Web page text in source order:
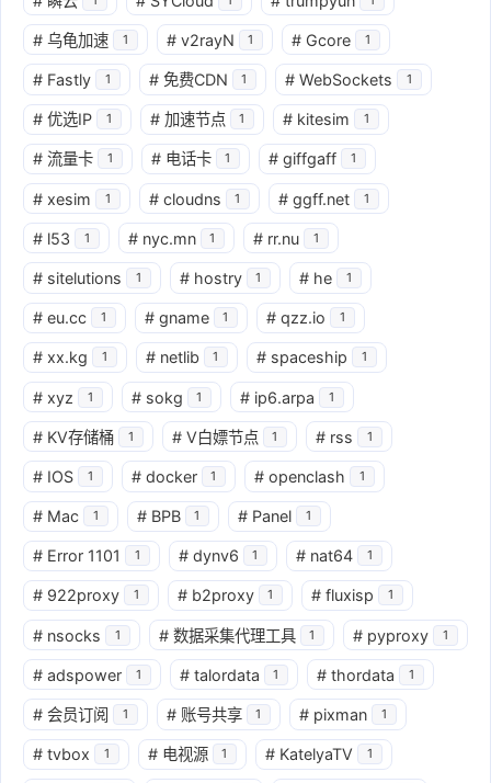
# 乌龟加速 1 # v2rayN 1 # Gcore 1
# Fastly 1 # 免费CDN 1 # WebSockets 1
# 优选IP 1 # 加速节点 1 # kitesim 1
# 流量卡 1 # 电话卡 1 # giffgaff 1
# xesim 1 # cloudns 1 # ggff.net 1
# l53 1 # nyc.mn 1 # rr.nu 1
# sitelutions 1 # hostry 1 # he 1
# eu.cc 1 # gname 1 # qzz.io 1
# xx.kg 1 # netlib 1 # spaceship 1
# xyz 1 # sokg 1 # ip6.arpa 1
# KV存储桶 1 # V白嫖节点 1 # rss 1
# IOS 1 # docker 1 # openclash 1
# Mac 1 # BPB 1 # Panel 1
# Error 1101 1 # dynv6 1 # nat64 1
# 922proxy 1 # b2proxy 1 # fluxisp 1
# nsocks 1 # 数据采集代理工具 1 # pyproxy 1
# adspower 1 # talordata 1 # thordata 1
# 会员订阅 1 # 账号共享 1 # pixman 1
# tvbox 1 # 电视源 1 # KatelyaTV 1